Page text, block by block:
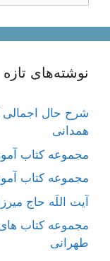
نوشته‌های تازه
شرح حال اجمالی
همدانی
مجموعه کتاب
مجموعه کتاب
آیت اللَه حاج
مجموعه کتاب
طهرانی